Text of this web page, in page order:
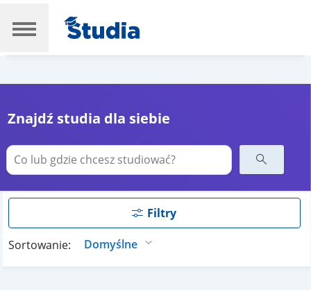
Znajdź studia dla siebie
Filtry
Sortowanie: